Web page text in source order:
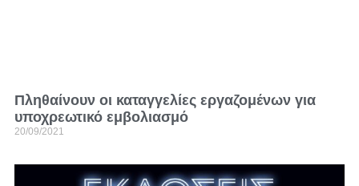
Πληθαίνουν οι καταγγελίες εργαζομένων για
υποχρεωτικό εμβολιασμό
20/09/2021